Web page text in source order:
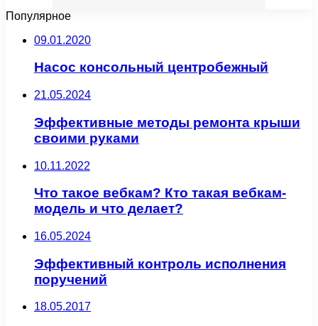
Популярное
09.01.2020
Насос консольный центробежный
21.05.2024
Эффективные методы ремонта крыши
своими руками
10.11.2022
Что такое вебкам? Кто такая вебкам-
модель и что делает?
16.05.2024
Эффективный контроль исполнения
поручений
18.05.2017